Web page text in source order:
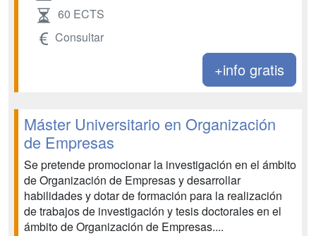
60 ECTS
Consultar
+info gratis
Máster Universitario en Organización
de Empresas
Se pretende promocionar la investigación en el ámbito
de Organización de Empresas y desarrollar
habilidades y dotar de formación para la realización
de trabajos de investigación y tesis doctorales en el
ámbito de Organización de Empresas....